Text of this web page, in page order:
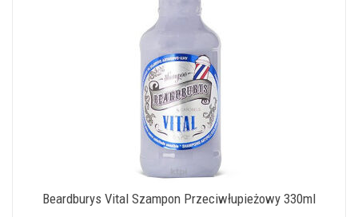
Beardburys Vital Szampon Przeciwłupieżowy 330ml